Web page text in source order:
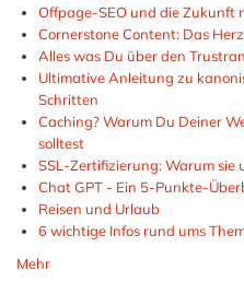
Offpage-SEO und die Zukunft
Cornerstone Content: Das
Alles was Du über den
Ultimative Anleitung zu
Schritten
Caching? Warum Du Deiner
solltest
SSL-Zertifizierung: Warum sie
Chat GPT - Ein 5-Punkte-
Reisen und Urlaub
6 wichtige Infos rund ums
Mehr